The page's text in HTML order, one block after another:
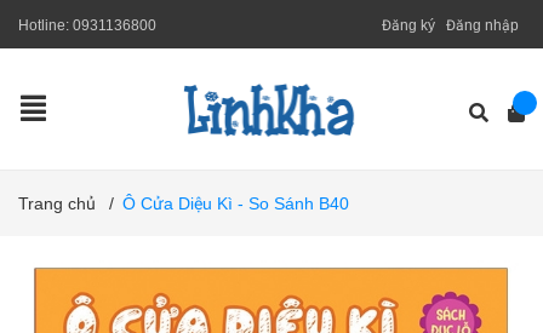
Hotline: 0931136800 Đăng ký Đăng nhập
Trang chủ / Ô Cửa Diệu Kì - So Sánh B40